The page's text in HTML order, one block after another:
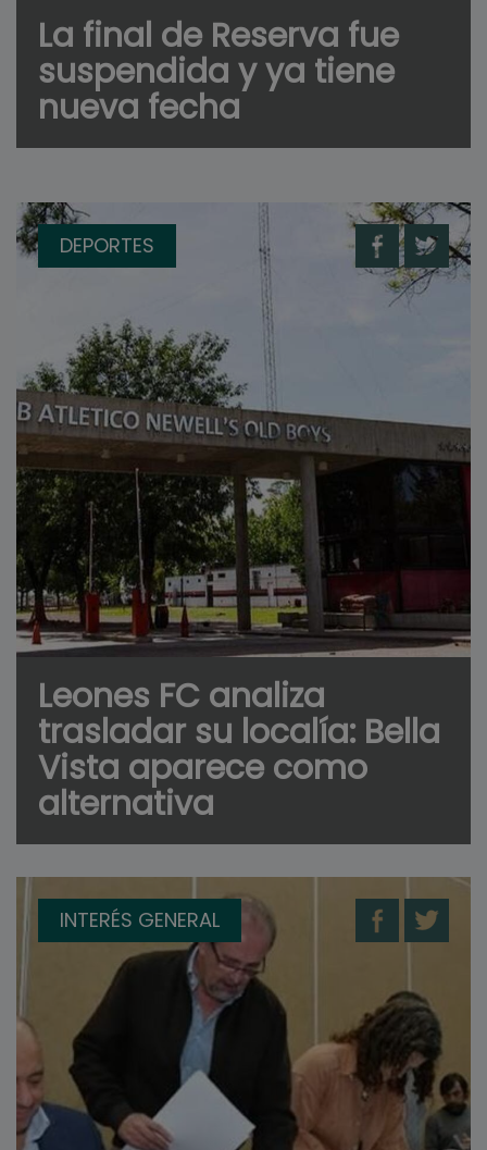
La final de Reserva fue
suspendida y ya tiene
nueva fecha
DEPORTES
Leones FC analiza
trasladar su localía: Bella
Vista aparece como
alternativa
INTERÉS GENERAL